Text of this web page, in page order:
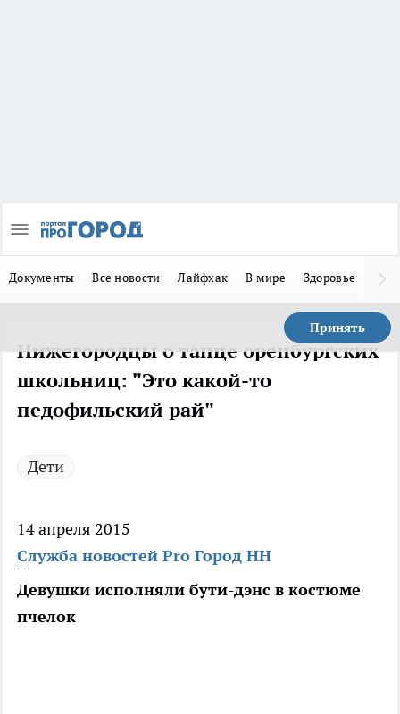
Документы Все новости Лайфхак В мире Здоровье
Принять
Нижегородцы о танце оренбургских
школьниц: "Это какой-то
педофильский рай"
Дети
14 апреля 2015
Служба новостей Pro Город НН
Девушки исполняли бути-дэнс в костюме
пчелок